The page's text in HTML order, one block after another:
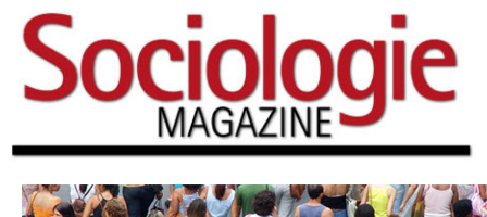
Overslaan
en
naar
inhoud
gaan